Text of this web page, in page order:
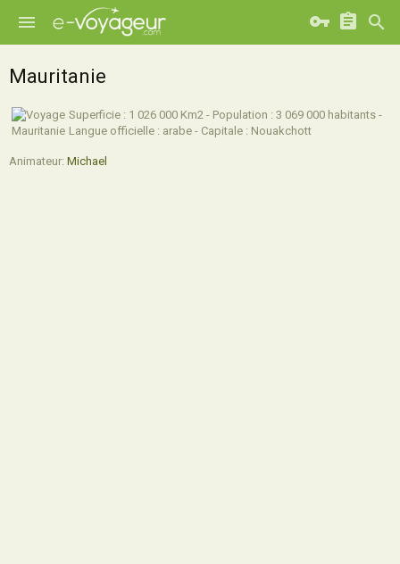
Mauritanie
Superficie : 1 026 000 Km2 - Population : 3 069 000 habitants -
Langue officielle : arabe - Capitale : Nouakchott
Animateur: Michael